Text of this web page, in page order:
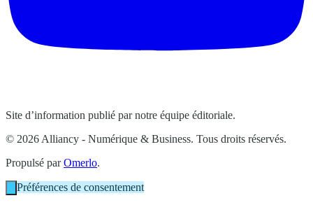
Site d’information publié par notre équipe éditoriale.
© 2026 Alliancy - Numérique & Business. Tous droits réservés.
Propulsé parOmerlo.
Préférences de consentement